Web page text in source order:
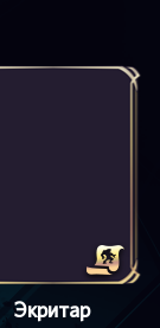
Экритар